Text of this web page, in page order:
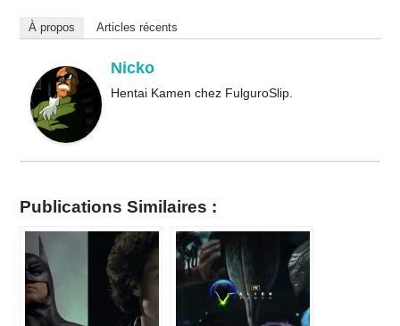
À propos Articles récents
Nicko
Hentai Kamen chez FulguroSlip.
Publications Similaires :